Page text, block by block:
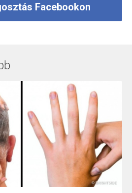
Facebookon